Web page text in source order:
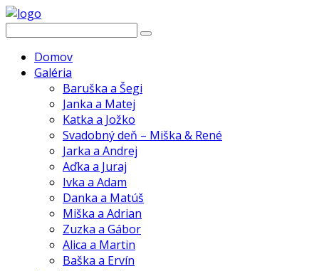
Domov
Galéria
Baruška a Šegi
Janka a Matej
Katka a Jožko
Svadobný deň – Miška & René
Jarka a Andrej
Aďka a Juraj
Ivka a Adam
Danka a Matúš
Miška a Adrian
Zuzka a Gábor
Alica a Martin
Baška a Ervín